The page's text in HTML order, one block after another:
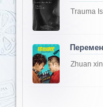
Trauma
Zhuan